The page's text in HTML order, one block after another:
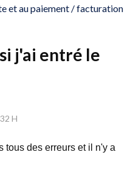
et au paiement / facturation
j'ai entré le
H
tous des erreurs et il n'y a